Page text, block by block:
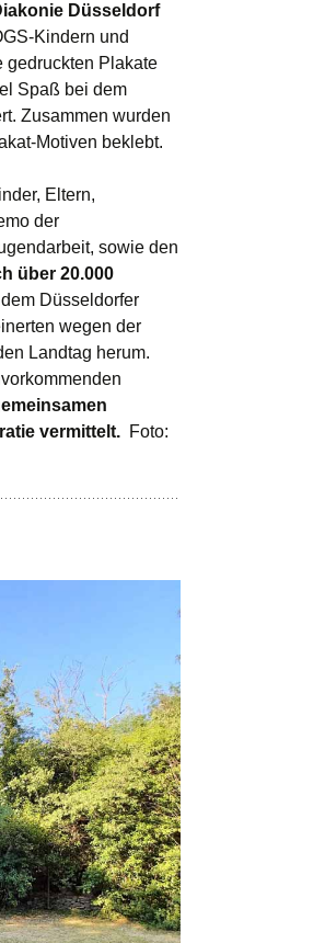
Düsseldorf
Kindern und
gedruckten Plakate
Spaß bei dem
Zusammen wurden
Motiven beklebt.
Eltern,
der
sowie den
über 20.000
Düsseldorfer
wegen der
Landtag herum.
vermittelt. Foto: